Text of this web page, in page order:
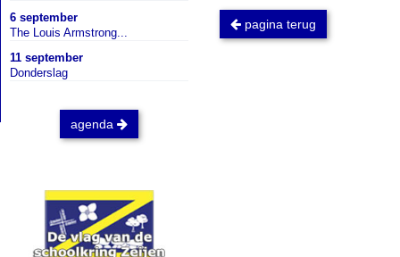
6 september
The Louis Armstrong...
11 september
Donderslag
agenda
pagina terug